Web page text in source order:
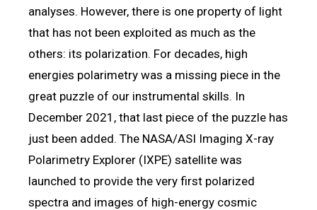
analyses. However, there is one property of light
that has not been exploited as much as the
others: its polarization. For decades, high
energies polarimetry was a missing piece in the
great puzzle of our instrumental skills. In
December 2021, that last piece of the puzzle has
just been added. The NASA/ASI Imaging X-ray
Polarimetry Explorer (IXPE) satellite was
launched to provide the very first polarized
spectra and images of high-energy cosmic